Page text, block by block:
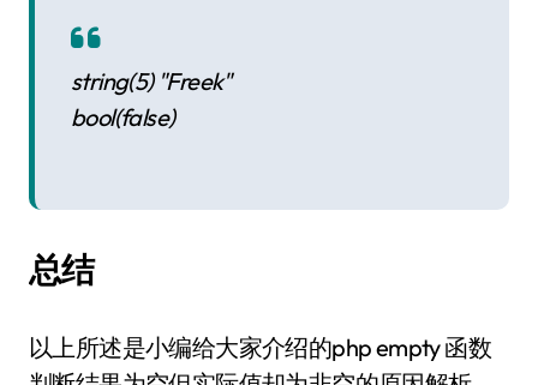
string(5) "Freek"
bool(false)
总结
以上所述是小编给大家介绍的php empty 函数